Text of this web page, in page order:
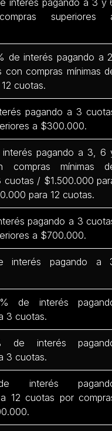
superiores
de interés pagando a
compras mínimas
cuotas.
pagando a 3
a $300.000.
interés pagando a 3, 6
compras mínimas
cuotas / $1.500.000
para 12 cuotas.
pagando a 3
a $700.000.
interés pagando a
de interés
3 cuotas.
de interés
3 cuotas.
interés
12 cuotas por